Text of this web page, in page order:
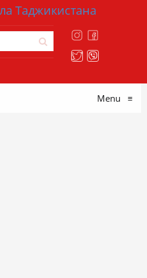
Menu ≡